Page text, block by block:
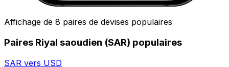
Affichage de 8 paires de devises populaires
Paires Riyal saoudien (SAR) populaires
SAR vers USD